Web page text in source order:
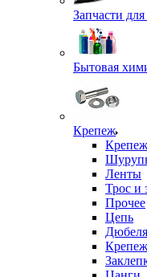
Запчасти
Бытовая
Крепеж
Ленты
Трос и
Прочее
Цепь
Дюбеля
Крепеж